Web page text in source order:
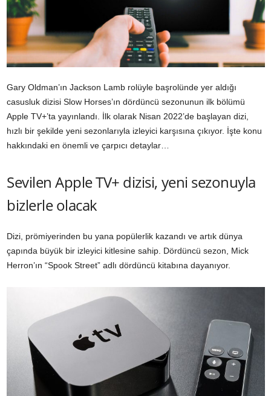
Gary Oldman’ın Jackson Lamb rolüyle başrolünde yer aldığı
casusluk dizisi Slow Horses’ın dördüncü sezonunun ilk bölümü
Apple TV+’ta yayınlandı. İlk olarak Nisan 2022’de başlayan dizi,
hızlı bir şekilde yeni sezonlarıyla izleyici karşısına çıkıyor. İşte konu
hakkındaki en önemli ve çarpıcı detaylar…
Sevilen Apple TV+ dizisi, yeni sezonuyla
bizlerle olacak
Dizi, prömiyerinden bu yana popülerlik kazandı ve artık dünya
çapında büyük bir izleyici kitlesine sahip. Dördüncü sezon, Mick
Herron’ın “Spook Street” adlı dördüncü kitabına dayanıyor.